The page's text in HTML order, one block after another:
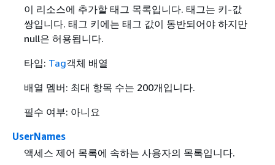
이 리소스에 추가할 태그 목록입니다. 태그는 키-값
쌍입니다. 태그 키에는 태그 값이 동반되어야 하지만
null은 허용됩니다.
타입: Tag객체 배열
배열 멤버: 최대 항목 수는 200개입니다.
필수 여부: 아니요
UserNames
액세스 제어 목록에 속하는 사용자의 목록입니다.